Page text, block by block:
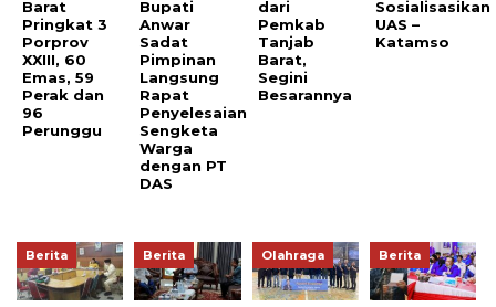
Barat
Pringkat 3
Porprov
XXIII, 60
Emas, 59
Perak dan
96
Perunggu
Bupati
Anwar
Sadat
Pimpinan
Langsung
Rapat
Penyelesaian
Sengketa
Warga
dengan PT
DAS
dari
Pemkab
Tanjab
Barat,
Segini
Besarannya
Sosialisasikan
UAS –
Katamso
Berita Berita Olahraga Berita